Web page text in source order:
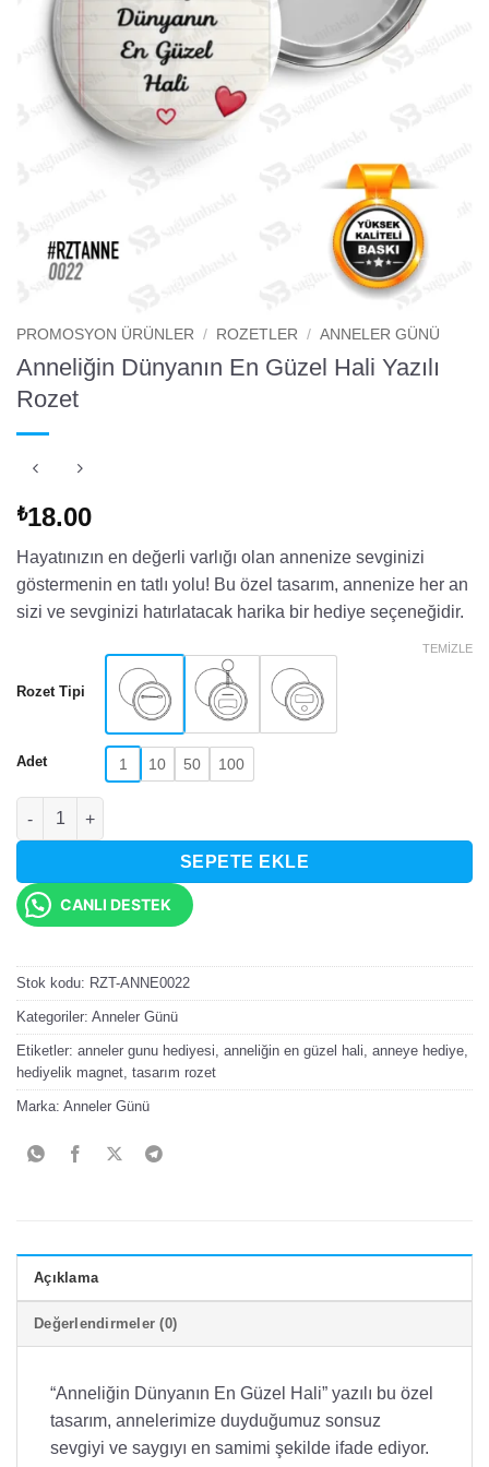
PROMOSYON ÜRÜNLER / ROZETLER / ANNELER GÜNÜ
Anneliğin Dünyanın En Güzel Hali Yazılı
Rozet
₺18.00
Hayatınızın en değerli varlığı olan annenize sevginizi
göstermenin en tatlı yolu! Bu özel tasarım, annenize her an
sizi ve sevginizi hatırlatacak harika bir hediye seçeneğidir.
Rozet Tipi
Adet 1 10 50 100
TEMIZLE
Anneliğin Dünyanın En Güzel Hali Yazılı Rozet adet
SEPETE EKLE
CANLI DESTEK
Stok kodu: RZT-ANNE0022
Kategoriler: Anneler Günü
Etiketler: anneler gunu hediyesi, anneliğin en güzel hali, anneye hediye,
hediyelik magnet, tasarım rozet
Marka: Anneler Günü
Açıklama
Değerlendirmeler (0)
“Anneliğin Dünyanın En Güzel Hali” yazılı bu özel
tasarım, annelerimize duyduğumuz sonsuz
sevgiyi ve saygıyı en samimi şekilde ifade ediyor.